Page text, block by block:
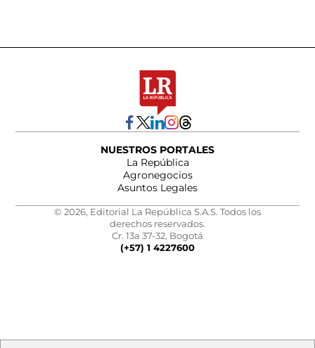
NUESTROS PORTALES
La República
Agronegocios
Asuntos Legales
© 2026, Editorial La República S.A.S. Todos los
derechos reservados.
Cr. 13a 37-32, Bogotá
(+57) 1 4227600